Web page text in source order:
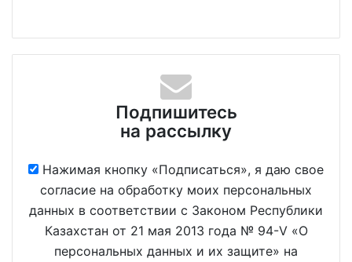
Подпишитесь
на рассылку
Нажимая кнопку «Подписаться», я даю свое
согласие на обработку моих персональных
данных в соответствии с Законом Республики
Казахстан от 21 мая 2013 года № 94-V «О
персональных данных и их защите» на